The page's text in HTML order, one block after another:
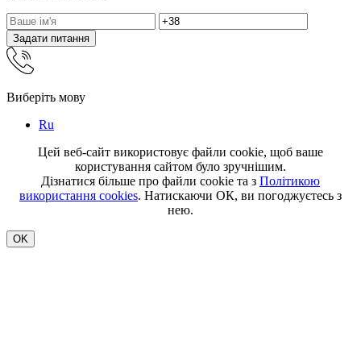
Задати питання
Виберіть мову
Ru
Цей веб-сайт використовує файли cookie, щоб ваше
користування сайтом було зручнішим.
Дізнатися більше про файли cookie та з Політикою
використання cookies. Натискаючи ОК, ви погоджуєтесь з
нею.
OK